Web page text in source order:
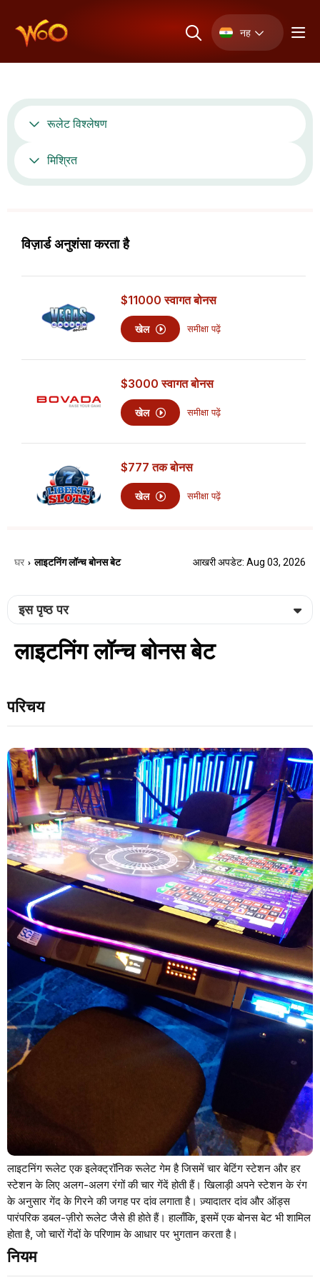
नह
रूलेट विश्लेषण
मिश्रित
विज़ार्ड अनुशंसा करता है
$11000 स्वागत बोनस
खेल समीक्षा पढ़ें
$3000 स्वागत बोनस
खेल समीक्षा पढ़ें
$777 तक बोनस
खेल समीक्षा पढ़ें
घर › लाइटनिंग लॉन्च बोनस बेट आखरी अपडेट: Aug 03, 2026
इस पृष्ठ पर
लाइटनिंग लॉन्च बोनस बेट
परिचय
लाइटनिंग रूलेट एक इलेक्ट्रॉनिक रूलेट गेम है जिसमें चार बेटिंग स्टेशन और हर
स्टेशन के लिए अलग-अलग रंगों की चार गेंदें होती हैं। खिलाड़ी अपने स्टेशन के रंग
के अनुसार गेंद के गिरने की जगह पर दांव लगाता है। ज़्यादातर दांव और ऑड्स
पारंपरिक डबल-ज़ीरो रूलेट जैसे ही होते हैं। हालाँकि, इसमें एक बोनस बेट भी शामिल
होता है, जो चारों गेंदों के परिणाम के आधार पर भुगतान करता है।
नियम